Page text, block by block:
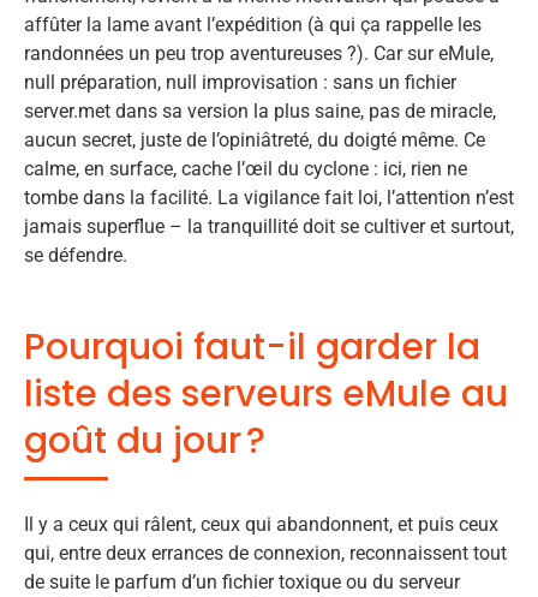
affûter la lame avant l’expédition (à qui ça rappelle les
randonnées un peu trop aventureuses ?). Car sur eMule,
null préparation, null improvisation : sans un fichier
server.met dans sa version la plus saine, pas de miracle,
aucun secret, juste de l’opiniâtreté, du doigté même. Ce
calme, en surface, cache l’œil du cyclone : ici, rien ne
tombe dans la facilité. La vigilance fait loi, l’attention n’est
jamais superflue – la tranquillité doit se cultiver et surtout,
se défendre.
Pourquoi faut-il garder la
liste des serveurs eMule au
goût du jour ?
Il y a ceux qui râlent, ceux qui abandonnent, et puis ceux
qui, entre deux errances de connexion, reconnaissent tout
de suite le parfum d’un fichier toxique ou du serveur